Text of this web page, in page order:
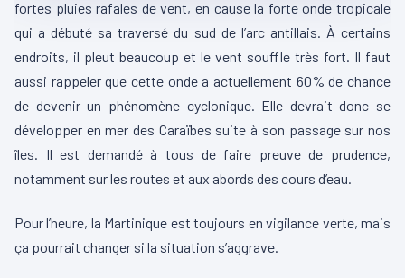
fortes pluies rafales de vent, en cause la forte onde tropicale
qui a débuté sa traversé du sud de l’arc antillais. À certains
endroits, il pleut beaucoup et le vent souffle très fort. Il faut
aussi rappeler que cette onde a actuellement 60% de chance
de devenir un phénomène cyclonique. Elle devrait donc se
développer en mer des Caraïbes suite à son passage sur nos
îles. Il est demandé à tous de faire preuve de prudence,
notamment sur les routes et aux abords des cours d’eau.
Pour l’heure, la Martinique est toujours en vigilance verte, mais
ça pourrait changer si la situation s’aggrave.